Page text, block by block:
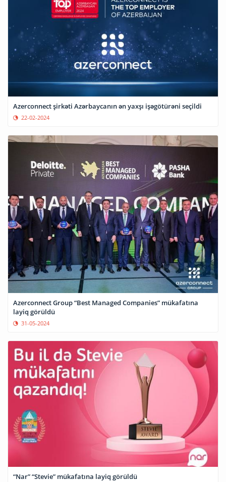
Azerconnect şirkəti Azərbaycanın ən yaxşı işəgötürəni seçildi
22-02-2024
Azerconnect Group “Best Managed Companies” mükafatına
layiq görüldü
31-05-2024
“Nar” “Stevie” mükafatına layiq görüldü